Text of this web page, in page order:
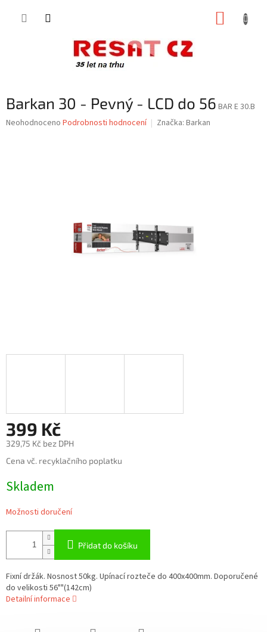
Barkan 30 - Pevný - LCD do 56 BAR E 30.B
Průměrné
Neohodnoceno Podrobnosti hodnocení Značka: Barkan
399 Kč
329,75 Kč bez DPH
Měrná
Cena vč. recyklačního poplatku
Skladem
Možnosti doručení
Přidat do košíku
Fixní držák. Nosnost 50kg. Upínací rozteče do 400x400mm. Doporučené
do velikosti 56""(142cm)
Detailní informace